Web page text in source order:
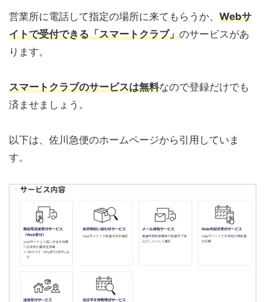
営業所に電話して指定の場所に来てもらうか、 Webサ
イトで受付できる「スマートクラブ」のサービスがあ
ります。
スマートクラブのサービスは無料なので登録だけでも
済ませましょう。
以下は、佐川急便のホームページから引用していま
す。